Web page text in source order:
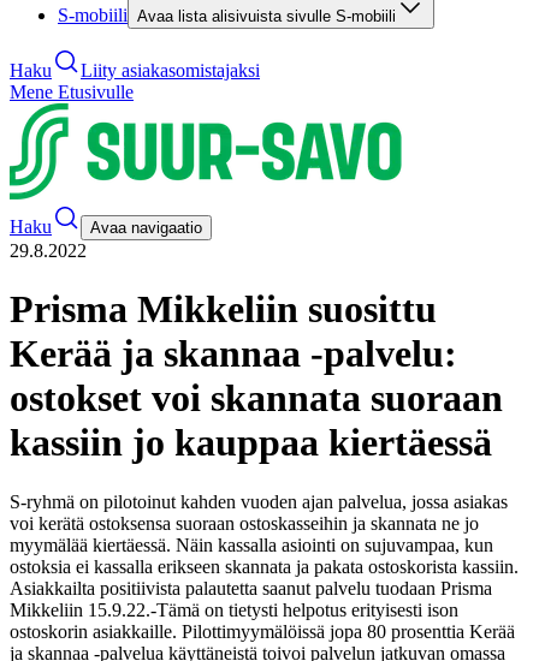
S-mobiili Avaa lista alisivuista sivulle S-mobiili
Haku
Liity asiakasomistajaksi
Mene Etusivulle
Haku Avaa navigaatio
29.8.2022
Prisma Mikkeliin suosittu
Kerää ja skannaa -palvelu:
ostokset voi skannata suoraan
kassiin jo kauppaa kiertäessä
S-ryhmä on pilotoinut kahden vuoden ajan palvelua, jossa asiakas
voi kerätä ostoksensa suoraan ostoskasseihin ja skannata ne jo
myymälää kiertäessä. Näin kassalla asiointi on sujuvampaa, kun
ostoksia ei kassalla erikseen skannata ja pakata ostoskorista kassiin.
Asiakkailta positiivista palautetta saanut palvelu tuodaan Prisma
Mikkeliin 15.9.22.-Tämä on tietysti helpotus erityisesti ison
ostoskorin asiakkaille. Pilottimyymälöissä jopa 80 prosenttia Kerää
ja skannaa -palvelua käyttäneistä toivoi palvelun jatkuvan omassa